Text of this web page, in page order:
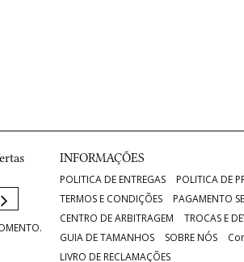
INFORMAÇÕES
POLITICA DE ENTREGAS
POLITICA DE
TERMOS E CONDIÇÕES
PAGAMENTO
CENTRO DE ARBITRAGEM
TROCAS E
GUIA DE TAMANHOS
SOBRE NÓS
LIVRO DE RECLAMAÇÕES